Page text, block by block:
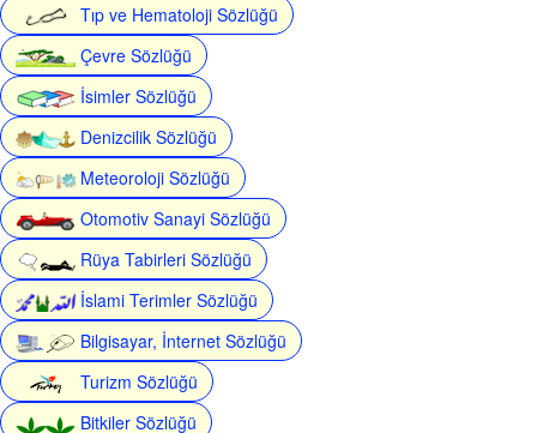
Tıp ve Hematoloji Sözlüğü
Çevre Sözlüğü
İsimler Sözlüğü
Denizcilik Sözlüğü
Meteoroloji Sözlüğü
Otomotiv Sanayi Sözlüğü
Rüya Tabirleri Sözlüğü
İslami Terimler Sözlüğü
Bilgisayar, İnternet Sözlüğü
Turizm Sözlüğü
Bitkiler Sözlüğü